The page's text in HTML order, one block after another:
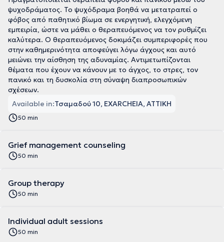
ψυχοδράματος. Το ψυχόδραμα βοηθά να μετατραπεί ο
φόβος από παθητικό βίωμα σε ενεργητική, ελεγχόμενη
εμπειρία, ώστε να μάθει ο θεραπευόμενος να τον ρυθμίζει
καλύτερα. Ο θεραπευόμενος δοκιμάζει συμπεριφορές που
στην καθημερινότητα αποφεύγει λόγω άγχους και αυτό
μειώνει την αίσθηση της αδυναμίας. Αντιμετωπίζονται
θέματα που έχουν να κάνουν με το άγχος, το στρες, τον
πανικό και τη δυσκολία στη σύναψη διαπροσωπικών
σχέσεων.
Available in:Τσαμαδού 10, EXARCHEIA, ΑΤΤΙΚΗ
50 min
Grief management counseling
50 min
Group therapy
50 min
Individual adult sessions
50 min